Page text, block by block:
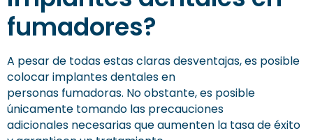
fumadores?
A pesar de todas estas claras desventajas, es posible
colocar implantes dentales en
personas fumadoras. No obstante, es posible
únicamente tomando las precauciones
adicionales necesarias que aumenten la tasa de éxito